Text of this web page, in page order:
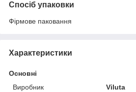
Спосіб упаковки
Фірмове паковання
Характеристики
Основні
Виробник
Viluta